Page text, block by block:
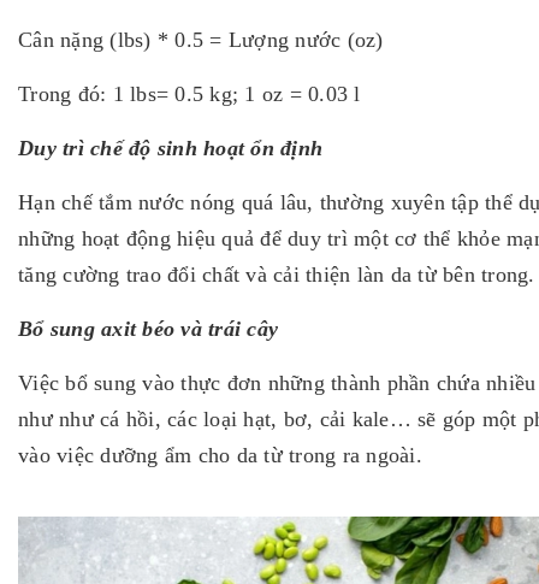
Cân nặng (lbs) * 0.5 = Lượng nước (oz)
Trong đó: 1 lbs= 0.5 kg; 1 oz = 0.03 l
Duy trì chế độ sinh hoạt ổn định
Hạn chế tắm nước nóng quá lâu, thường xuyên tập thể
những hoạt động hiệu quả để duy trì một cơ thể khỏe
tăng cường trao đổi chất và cải thiện làn da từ bên trong.
Bổ sung axit béo và trái cây
Việc bổ sung vào thực đơn những thành phần chứa
như như cá hồi, các loại hạt, bơ, cải kale… sẽ góp một
vào việc dưỡng ẩm cho da từ trong ra ngoài.